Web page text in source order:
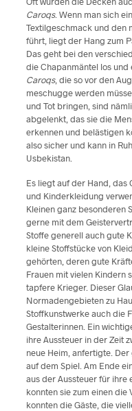
Caroqs. Wenn man sich
Textilgeschmack und den
führt, liegt der Hang zum
Das geht bei den
die Chapanmäntel los
Caroqs, die so vor den
meschugge werden
und Tot bringen, sind
abgelenkt, das sie die
erkennen und belästigen
also sicher und kann in
Usbekistan.
Es liegt auf der Hand, das
und Kinderkleidung
Kleinen ganz besonderen
gerne mit dem
Stoffe generell auch gute
kleine Stoffstücke von
gehörten, deren gute
Frauen mit vielen Kindern
tapfere Krieger. Dieser
Normadengebieten zu
Stoffkunstwerke auch die
Gestalterinnen. Ein
ihre Aussteuer in der Zeit
neue Heim, anfertigte.
auf dem Spiel. Am Ende
aus der Aussteuer für ihre
konnten sie zum einen
konnten die Gäste, die